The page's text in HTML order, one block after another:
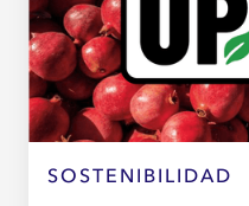
SOSTENIBILIDAD